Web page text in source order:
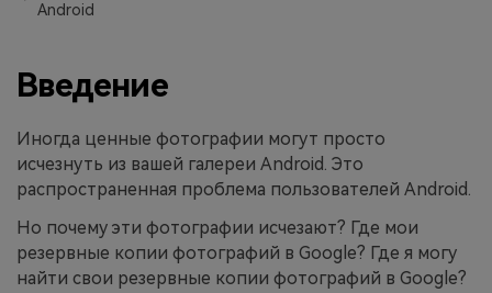
Приложение
Mutsapper
WhatsApp Business без сброса
настроек к заводским.
Android
Введение
Иногда ценные фотографии могут просто
исчезнуть из вашей галереи Android. Это
распространенная проблема пользователей Android.
Но почему эти фотографии исчезают? Где мои
резервные копии фотографий в Google? Где я могу
найти свои резервные копии фотографий в Google?